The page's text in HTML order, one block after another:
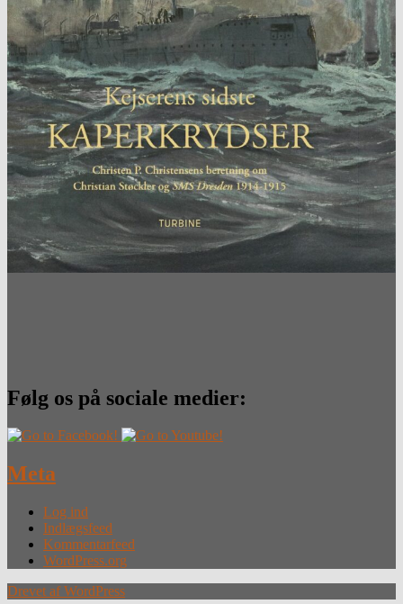
Følg os på sociale medier:
Meta
Log ind
Indlægsfeed
Kommentarfeed
WordPress.org
Drevet af WordPress